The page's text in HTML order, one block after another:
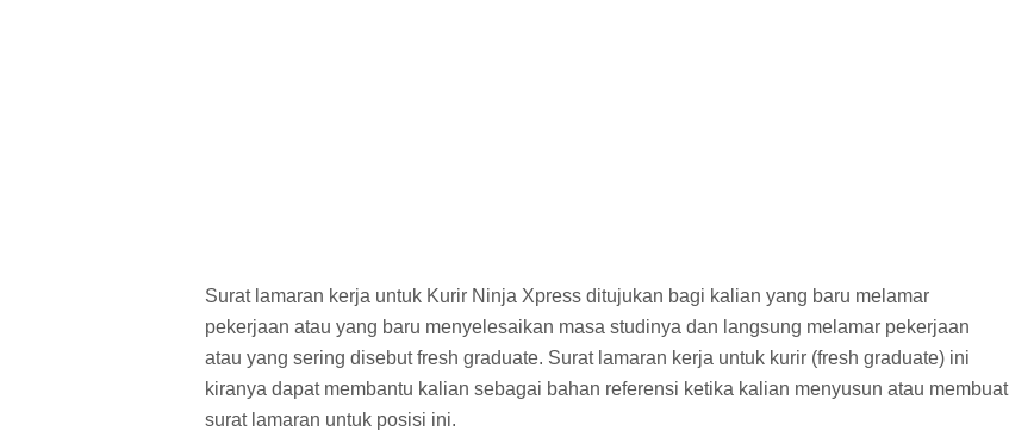
Surat lamaran kerja untuk Kurir Ninja Xpress ditujukan bagi kalian yang baru melamar
pekerjaan atau yang baru menyelesaikan masa studinya dan langsung melamar pekerjaan
atau yang sering disebut fresh graduate. Surat lamaran kerja untuk kurir (fresh graduate) ini
kiranya dapat membantu kalian sebagai bahan referensi ketika kalian menyusun atau membuat
surat lamaran untuk posisi ini.